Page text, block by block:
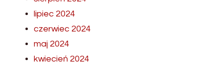
lipiec 2024
czerwiec 2024
maj 2024
kwiecień 2024